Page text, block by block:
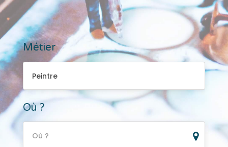
Métier Peintre
Peintre
Où ?
Où ?